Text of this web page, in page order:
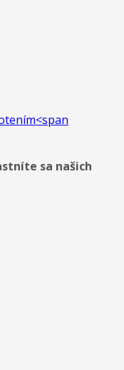
sa našich